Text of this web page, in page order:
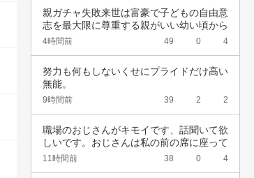
親ガチャ失敗来世は富豪で子どもの自由意
志を最大限に尊重する親がいい幼い頃から
深夜正座…
4時間前 49 0 4
努力も何もしないくせにプライドだけ高い
無能。
9時間前 39 2 2
職場のおじさんがキモイです、話聞いて欲
しいです。おじさんは私の前の席に座って
いて、い…
11時間前 38 0 4